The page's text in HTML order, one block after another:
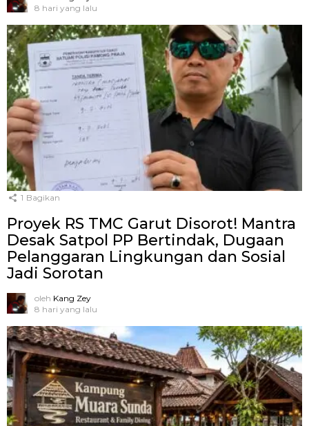
8 hari yang lalu
1 Bagikan
Proyek RS TMC Garut Disorot! Mantra
Desak Satpol PP Bertindak, Dugaan
Pelanggaran Lingkungan dan Sosial
Jadi Sorotan
oleh Kang Zey
8 hari yang lalu